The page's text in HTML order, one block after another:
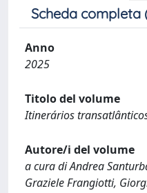
Scheda completa
Anno
2025
Titolo del volume
Itinerários
Autore/i del volume
a cura di Andrea
Graziele Frangiotti,